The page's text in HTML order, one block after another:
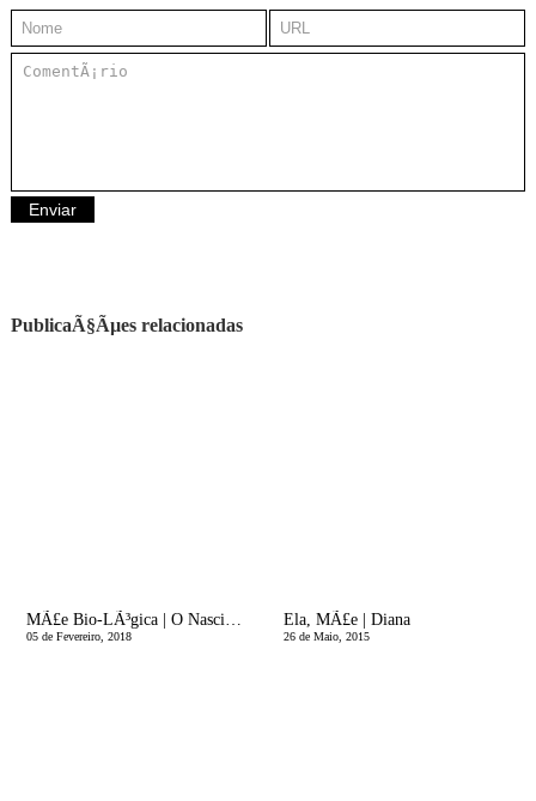
PublicaÃ§Ãµes relacionadas
MÃ£e Bio-LÃ³gica | O Nascimento do meu Segundo Filho, um Parto em Casa
05 de Fevereiro, 2018
Ela, MÃ£e | Diana
26 de Maio, 2015